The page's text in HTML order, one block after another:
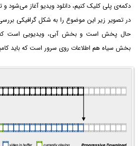
دکمه‌ی پلی کلیک کنیم، دانلود ویدیو آغاز می‌شود و
در تصویر زیر این موضوع را به شکل گرافیکی
حال پخش است و بخش آبی، ویدیویی است که
بخش سیاه هم اطلاعات روی سرور است که باید